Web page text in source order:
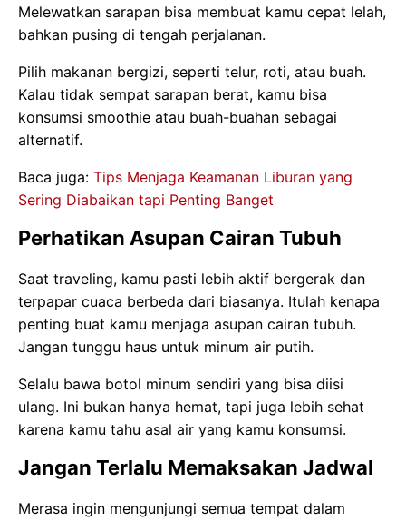
Melewatkan sarapan bisa membuat kamu cepat lelah,
bahkan pusing di tengah perjalanan.
Pilih makanan bergizi, seperti telur, roti, atau buah.
Kalau tidak sempat sarapan berat, kamu bisa
konsumsi smoothie atau buah-buahan sebagai
alternatif.
Baca juga: Tips Menjaga Keamanan Liburan yang
Sering Diabaikan tapi Penting Banget
Perhatikan Asupan Cairan Tubuh
Saat traveling, kamu pasti lebih aktif bergerak dan
terpapar cuaca berbeda dari biasanya. Itulah kenapa
penting buat kamu menjaga asupan cairan tubuh.
Jangan tunggu haus untuk minum air putih.
Selalu bawa botol minum sendiri yang bisa diisi
ulang. Ini bukan hanya hemat, tapi juga lebih sehat
karena kamu tahu asal air yang kamu konsumsi.
Jangan Terlalu Memaksakan Jadwal
Merasa ingin mengunjungi semua tempat dalam